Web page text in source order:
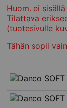
Huom. ei
Tilattava
(tuotesivulle
Tähän sopii